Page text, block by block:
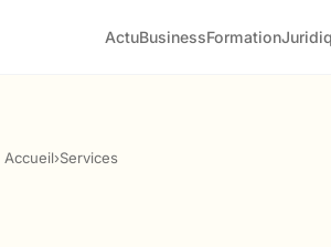
ActuBusinessFormation
Accueil›Services